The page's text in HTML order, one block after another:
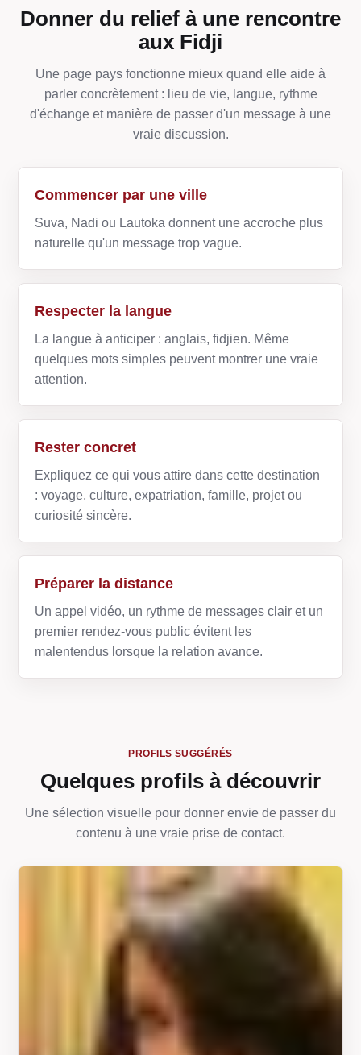
Donner du relief à une rencontre
aux Fidji
Une page pays fonctionne mieux quand elle aide à
parler concrètement : lieu de vie, langue, rythme
d'échange et manière de passer d'un message à une
vraie discussion.
Commencer par une ville
Suva, Nadi ou Lautoka donnent une accroche plus
naturelle qu'un message trop vague.
Respecter la langue
La langue à anticiper : anglais, fidjien. Même
quelques mots simples peuvent montrer une vraie
attention.
Rester concret
Expliquez ce qui vous attire dans cette destination
: voyage, culture, expatriation, famille, projet ou
curiosité sincère.
Préparer la distance
Un appel vidéo, un rythme de messages clair et un
premier rendez-vous public évitent les
malentendus lorsque la relation avance.
PROFILS SUGGÉRÉS
Quelques profils à découvrir
Une sélection visuelle pour donner envie de passer du
contenu à une vraie prise de contact.